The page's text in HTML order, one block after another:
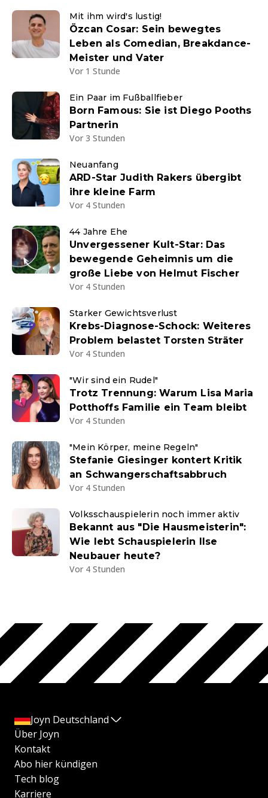
Mit ihm wird's lustig!
Özcan Cosar: Sein bewegtes
Leben als Comedian, Breakdance-
Meister und Vater
Vor 1 Stunde
Ein Paar im Fußballfieber
Born Famous: Sie ist Diego Pooths
Partnerin
Vor 3 Stunden
Neuanfang
ARD-Star Judith Rakers übergibt
ihre kleine Farm
Vor 4 Stunden
44 Jahre Ehe
Unvergessener Kult-Star: Das
bewegende Geheimnis um die
große Liebe von Helmut Fischer
Vor 4 Stunden
Starker Gewichtsverlust
Krebs-Diagnose-Schock: Weiteres
Problem belastet Torsten Sträter
Vor 4 Stunden
"Wir sind ein Rudel"
Trotz Trennung: Warum Lisa Maria
Potthoffs Familie ein Team bleibt
Vor 4 Stunden
"Mein Körper, meine Regeln"
Stefanie Giesinger kontert Kritik
an Schwangerschaftsabbruch
Vor 4 Stunden
Volksschauspielerin noch immer aktiv
Bekannt aus "Die Hausmeisterin":
Wie lebt Schauspielerin Ilse
Neubauer heute?
Vor 4 Stunden
Joyn Deutschland
Über Joyn
Kontakt
Abo hier kündigen
Tech blog
Karriere